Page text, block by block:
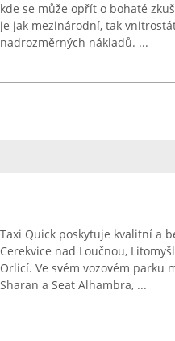
kde se může opřít o bohaté
je jak mezinárodní, tak
nadrozměrných nákladů. ...
Taxi Quick poskytuje kvalitní a
Cerekvice nad Loučnou,
Orlicí. Ve svém vozovém parku
Sharan a Seat Alhambra, ...